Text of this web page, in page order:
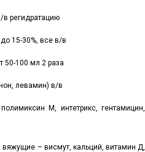
в регидратацию
15-30%, все в/в
50-100 мл 2 раза
левамин) в/в
М, интетрикс, гентамицин,
вяжущие – висмут, кальций, витамин Д,